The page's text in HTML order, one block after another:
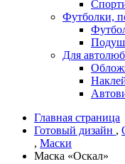
Футболки,
Для
Главная страница
Готовый дизайн ,
, Маски
Маска «Оскал»